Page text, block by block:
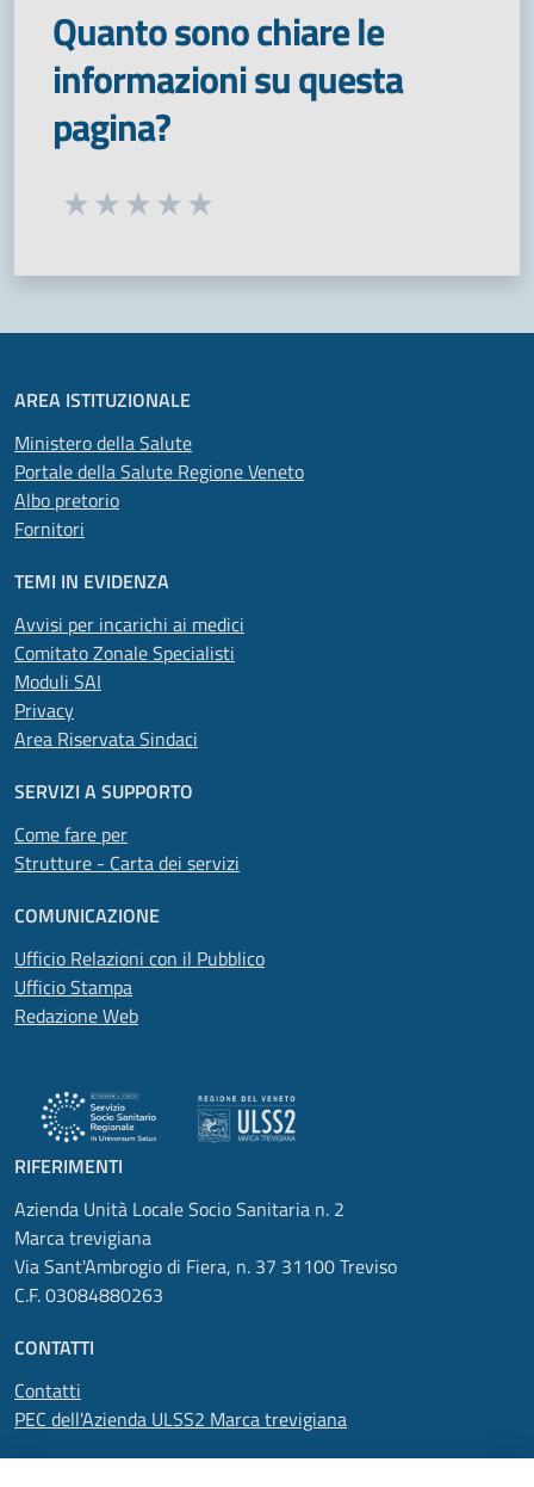
Quanto sono chiare le
informazioni su questa
pagina?
Seleziona una valutazione da 1 a 5 stelle
AREA ISTITUZIONALE
Ministero della Salute
Portale della Salute Regione Veneto
Albo pretorio
Fornitori
TEMI IN EVIDENZA
Avvisi per incarichi ai medici
Comitato Zonale Specialisti
Moduli SAI
Privacy
Area Riservata Sindaci
SERVIZI A SUPPORTO
Come fare per
Strutture - Carta dei servizi
COMUNICAZIONE
Ufficio Relazioni con il Pubblico
Ufficio Stampa
Redazione Web
RIFERIMENTI
Azienda Unità Locale Socio Sanitaria n. 2
Marca trevigiana
Via Sant'Ambrogio di Fiera, n. 37 31100 Treviso
C.F. 03084880263
CONTATTI
Contatti
PEC dell'Azienda ULSS2 Marca trevigiana